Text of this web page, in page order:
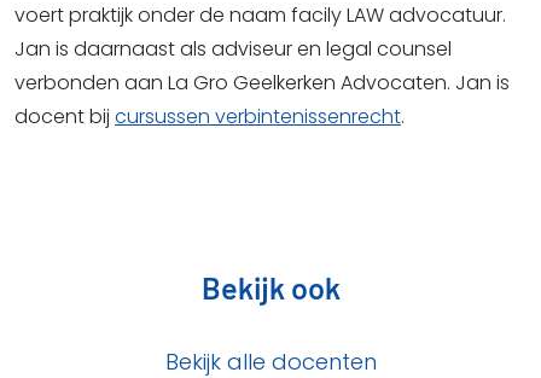
voert praktijk onder de naam facily LAW advocatuur.
Jan is daarnaast als adviseur en legal counsel
verbonden aan La Gro Geelkerken Advocaten. Jan is
docent bij cursussen verbintenissenrecht.
Bekijk ook
Bekijk alle docenten